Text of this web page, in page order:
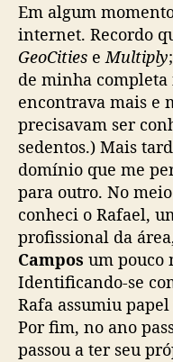
Em algum
internet. Recordo
GeoCities eMultiply
de minha
encontrava mais e
precisavam ser
sedentos.) Mais
domínio que me
para outro. No
conheci o Rafael,
profissional da
Campos um pouco
Identificando-se
Rafa assumiu
Por fim, no ano
passou a ter seu